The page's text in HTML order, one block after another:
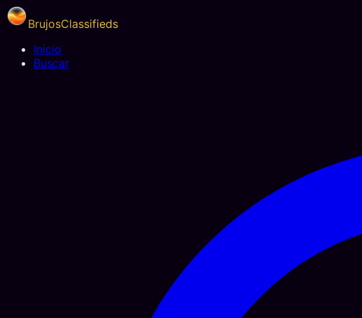
BrujosClassifieds
Inicio
Buscar